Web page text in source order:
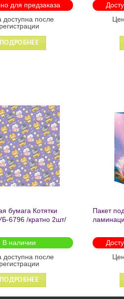
для предзаказа
доступна после
регистрации
ПОДРОБНЕЕ
Добавить
в список
желаний
бумага Котятки
6796 /кратно 2шт/
В наличии
доступна после
регистрации
ПОДРОБНЕЕ
Пакет